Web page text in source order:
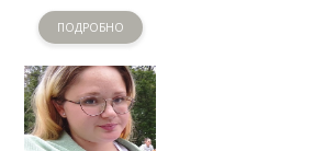
ПОДРОБНО